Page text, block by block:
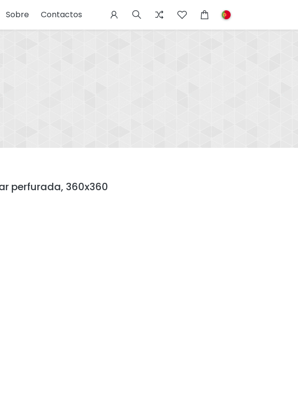
Sobre Contactos
perfurada, 360x360